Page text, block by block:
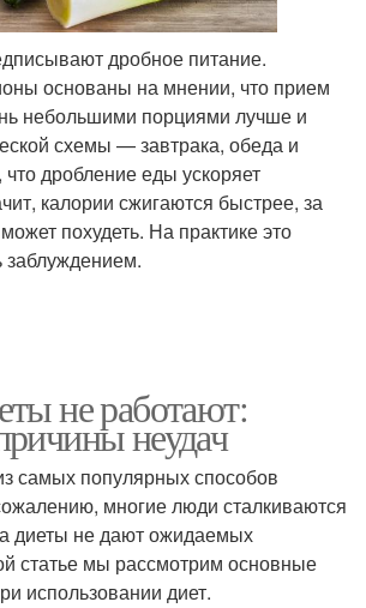
дробное питание.
основаны на мнении, что прием
небольшими порциями лучше и
схемы — завтрака, обеда и
дробление еды ускоряет
калории сжигаются быстрее, за
похудеть. На практике это
заблуждением.
не работают:
неудач
самых популярных способов
многие люди сталкиваются
диеты не дают ожидаемых
статье мы рассмотрим основные
использовании диет.